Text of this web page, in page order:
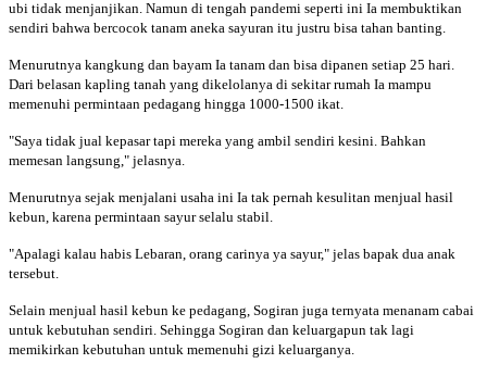
ubi tidak menjanjikan. Namun di tengah pandemi seperti ini Ia membuktikan
sendiri bahwa bercocok tanam aneka sayuran itu justru bisa tahan banting.
Menurutnya kangkung dan bayam Ia tanam dan bisa dipanen setiap 25 hari.
Dari belasan kapling tanah yang dikelolanya di sekitar rumah Ia mampu
memenuhi permintaan pedagang hingga 1000-1500 ikat.
"Saya tidak jual kepasar tapi mereka yang ambil sendiri kesini. Bahkan
memesan langsung," jelasnya.
Menurutnya sejak menjalani usaha ini Ia tak pernah kesulitan menjual hasil
kebun, karena permintaan sayur selalu stabil.
"Apalagi kalau habis Lebaran, orang carinya ya sayur," jelas bapak dua anak
tersebut.
Selain menjual hasil kebun ke pedagang, Sogiran juga ternyata menanam cabai
untuk kebutuhan sendiri. Sehingga Sogiran dan keluargapun tak lagi
memikirkan kebutuhan untuk memenuhi gizi keluarganya.